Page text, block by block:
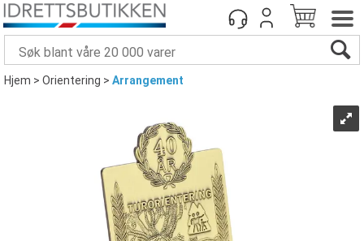
Hjem>Orientering>Arrangement